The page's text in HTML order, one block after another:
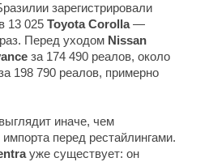
зарегистрировали
13 025 Toyota Corolla—
Перед уходом Nissan
за 174 490 реалов, около
198 790 реалов, примерно
иначе, чем
перед рестайлингами.
уже существует: он